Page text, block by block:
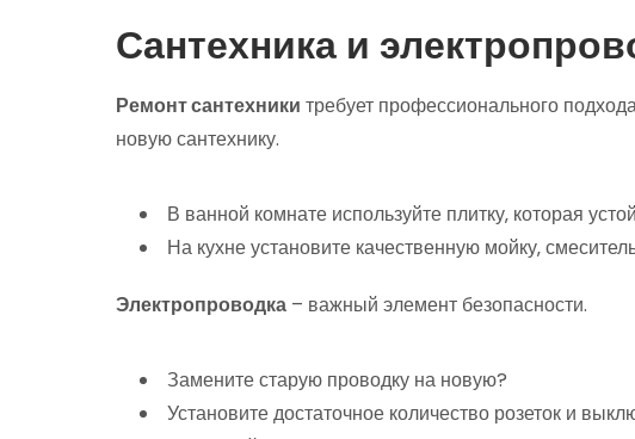
Сантехника и
Ремонт сантехники требует профессионального
новую сантехнику.
В ванной комнате используйте плитку‚ которая
На кухне установите качественную мойку‚
Электропроводка – важный элемент безопасности.
Замените старую проводку на новую?
Установите достаточное количество розеток и